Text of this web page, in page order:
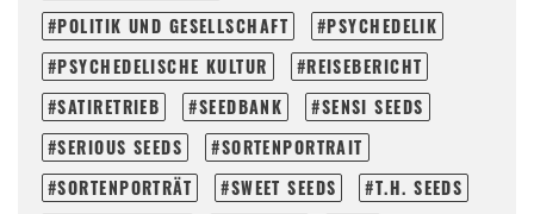
POLITIK UND GESELLSCHAFT
PSYCHEDELIK
PSYCHEDELISCHE KULTUR
REISEBERICHT
SATIRETRIEB
SEEDBANK
SENSI SEEDS
SERIOUS SEEDS
SORTENPORTRAIT
SORTENPORTRÄT
SWEET SEEDS
T.H. SEEDS